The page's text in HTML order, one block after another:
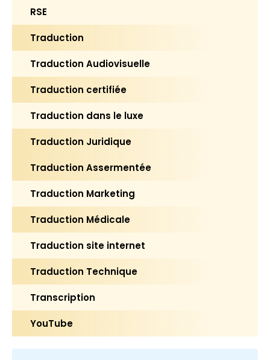
RSE
Traduction
Traduction Audiovisuelle
Traduction certifiée
Traduction dans le luxe
Traduction Juridique
Traduction Assermentée
Traduction Marketing
Traduction Médicale
Traduction site internet
Traduction Technique
Transcription
YouTube